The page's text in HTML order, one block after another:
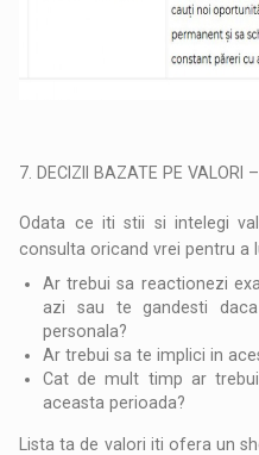
7. DECIZII BAZATE PE VALORI
Odata ce iti stii si intelegi
consulta oricand vrei pentru a
Ar trebui sa reactionezi
azi sau te gandesti
personala?
Ar trebui sa te implici in
Cat de mult timp ar
aceasta perioada?
Lista ta de valori iti ofera un